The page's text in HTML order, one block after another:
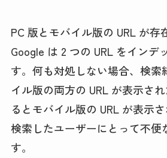
PC 版とモバイル版の URL が存
Google は 2 つの URL をインデ
す。何も対処しない場合、検索
イル版の両方の URL が表示さ
るとモバイル版の URL が表示さ
検索したユーザーにとって不便
す。